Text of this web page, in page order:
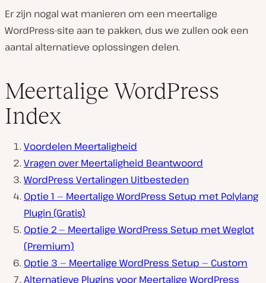
Er zijn nogal wat manieren om een meertalige
WordPress-site aan te pakken, dus we zullen ook een
aantal alternatieve oplossingen delen.
Meertalige WordPress
Index
Voordelen Meertaligheid
Vragen over Meertaligheid Beantwoord
WordPress Vertalingen Uitbesteden
Optie 1 — Meertalige WordPress Setup met Polylang
Plugin (Gratis)
Optie 2 — Meertalige WordPress Setup met Weglot
(Premium)
Optie 3 — Meertalige WordPress Setup — Custom
Alternatieve Plugins voor Meertalige WordPress